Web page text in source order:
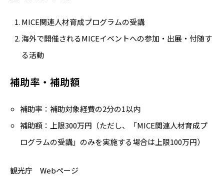
MICE関連人材育成プログラムの受講
海外で開催されるMICEイベントへの参加・出展・付随す
る活動
補助率・補助額
補助率：補助対象経費の2分の1以内
補助額：上限300万円（ただし、「MICE関連人材育成プ
ログラムの受講」のみを実施する場合は上限100万円）
観光庁 Webページ